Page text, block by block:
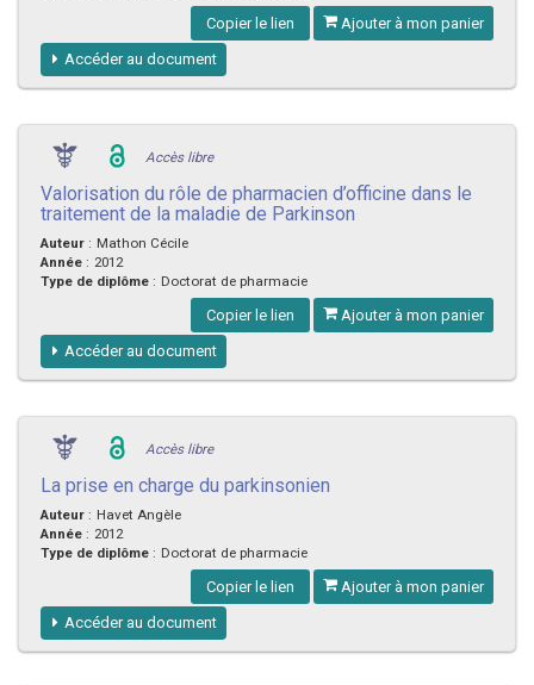
Copier le lien Ajouter à mon panier
Accéder au document
Accès libre
Valorisation du rôle de pharmacien d’officine dans le
traitement de la maladie de Parkinson
Auteur : Mathon Cécile
Année : 2012
Type de diplôme : Doctorat de pharmacie
Copier le lien Ajouter à mon panier
Accéder au document
Accès libre
La prise en charge du parkinsonien
Auteur : Havet Angèle
Année : 2012
Type de diplôme : Doctorat de pharmacie
Copier le lien Ajouter à mon panier
Accéder au document